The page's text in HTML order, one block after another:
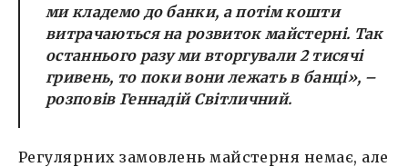
ми кладемо до банки, а потім кошти
витрачаються на розвиток майстерні. Так
останнього разу ми вторгували 2 тисячі
гривень, то поки вони лежать в банці», –
розповів Геннадій Світличний.
Регулярних замовлень майстерня немає, але